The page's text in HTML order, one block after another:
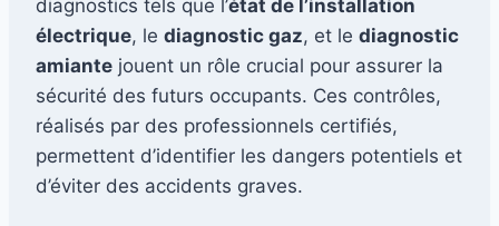
diagnostics tels que l’état de l’installation
électrique, le diagnostic gaz, et le diagnostic
amiante jouent un rôle crucial pour assurer la
sécurité des futurs occupants. Ces contrôles,
réalisés par des professionnels certifiés,
permettent d’identifier les dangers potentiels et
d’éviter des accidents graves.